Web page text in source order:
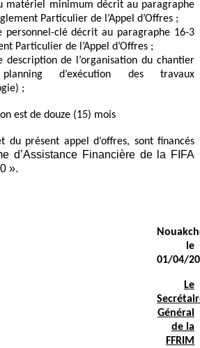
matériel minimum décrit au paragraphe
Particulier de l’Appel d’Offres ;
personnel-clé décrit au paragraphe 16-3
Particulier de l’Appel d’Offres ;
description de l’organisation du chantier
d’exécution des travaux
;
est de douze (15) mois
du présent appel d’offres, sont financés
d’Assistance Financière de la FIFA
».
le
01/04/
Le
Général
de la
FFRIM